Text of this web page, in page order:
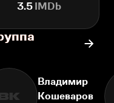
3.5IMDb
ВК
Владимир
Кошеваров